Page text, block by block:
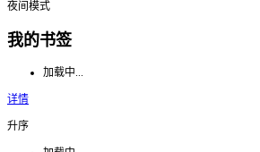
夜间模式
我的书签
加载中...
详情
升序